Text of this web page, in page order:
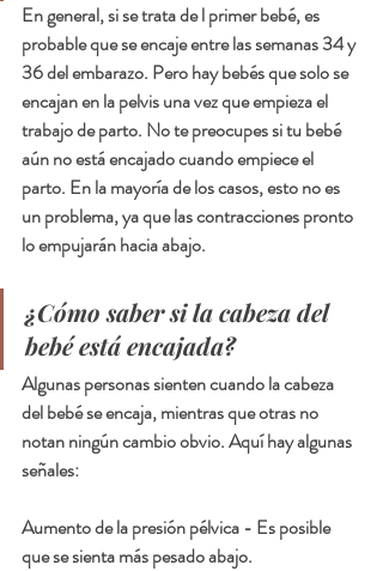
En general, si se trata de l primer bebé, es
probable que se encaje entre las semanas 34 y
36 del embarazo. Pero hay bebés que solo se
encajan en la pelvis una vez que empieza el
trabajo de parto. No te preocupes si tu bebé
aún no está encajado cuando empiece el
parto. En la mayoría de los casos, esto no es
un problema, ya que las contracciones pronto
lo empujarán hacia abajo.
¿Cómo saber si la cabeza del
bebé está encajada?
Algunas personas sienten cuando la cabeza
del bebé se encaja, mientras que otras no
notan ningún cambio obvio. Aquí hay algunas
señales:
Aumento de la presión pélvica - Es posible
que se sienta más pesado abajo.